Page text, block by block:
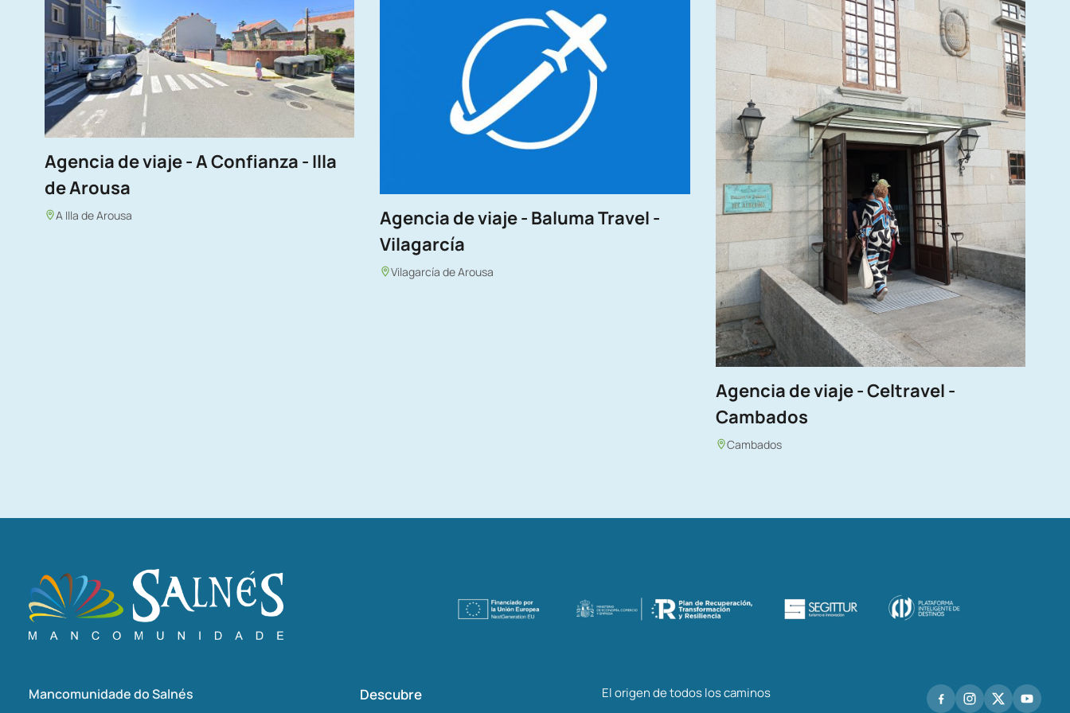
Agencia de viaje - A Confianza - Illa
de Arousa
A Illa de Arousa
Agencia de viaje - Baluma Travel -
Vilagarcía
Vilagarcía de Arousa
Agencia de viaje - Celtravel -
Cambados
Cambados
Mancomunidade do Salnés Descubre El origen de todos los caminos